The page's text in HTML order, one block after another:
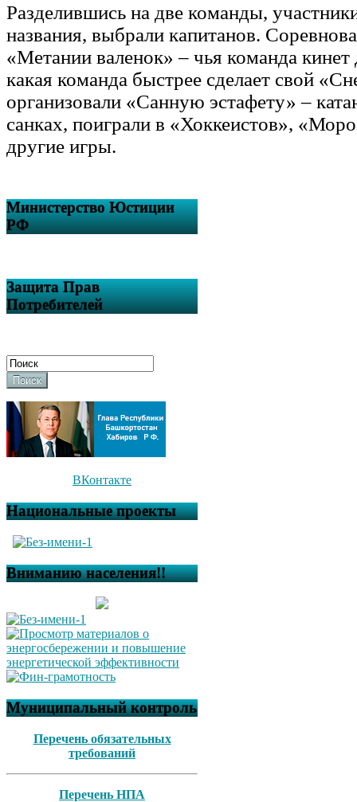
Разделившись на две команды,
названия, выбрали капитанов.
«Метании валенок» – чья команда кинет
какая команда быстрее сделает свой
организовали «Санную эстафету» –
санках, поиграли в «Хоккеистов»,
другие игры.
Министерство Юстиции
РФ
Защита Прав
Потребителей
Поиск
ВКонтакте
Национальные проекты
Вниманию населения!!
Муниципальный контроль
Перечень обязательных
требований
Перечень НПА